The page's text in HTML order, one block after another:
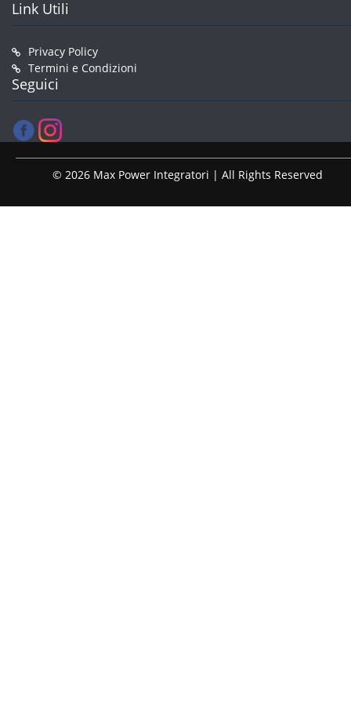
Link Utili
Privacy Policy
Termini e Condizioni
Seguici
© 2026 Max Power Integratori | All Rights Reserved